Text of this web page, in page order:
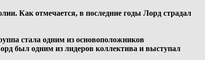
Как отмечается, в последние годы Лорд страдал
стала одним из основоположников
был одним из лидеров коллектива и выступал